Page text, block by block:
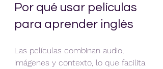
Por qué usar películas
para aprender inglés
Las películas combinan audio,
imágenes y contexto, lo que facilita